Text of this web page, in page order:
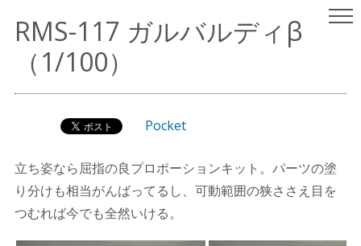
ヤスリはいらない
（since 2001.9.15）
パチ組みガンプラレビュー
RMS-117 ガルバルディβ
（1/100）
Pocket
立ち姿なら屈指の良プロポーションキット。パーツの塗
り分けも相当がんばってるし、可動範囲の狭ささえ目を
つむれば今でも全然いける。